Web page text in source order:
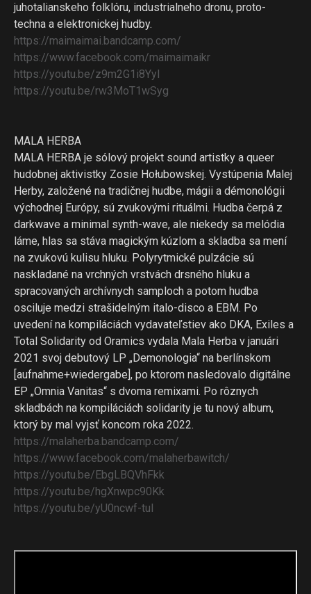
juhotalianskeho folklóru, industrialneho dronu, proto-
techna a elektronickej hudby.
https://maimaimai.bandcamp.com/
https://www.facebook.com/maimaimaikr
https://youtu.be/z9m2G1i8YyI
https://youtu.be/rw3MoT1wSyg
MALA HERBA
MALA HERBA je sólový projekt sound artistky a queer
hudobnej aktivistky Zosie Hołubowskej. Vystúpenia Malej
Herby, založené na tradičnej hudbe, mágii a démonológii
východnej Európy, sú zvukovými rituálmi. Hudba čerpá z
darkwave a minimal synth-wave, ale niekedy sa melódia
láme, hlas sa stáva magickým kúzlom a skladba sa mení
na zvukovú kulisu hluku. Polyrytmické pulzácie sú
naskladané na vrchných vrstvách drsného hluku a
spracovaných archívnych samploch a potom hudba
osciluje medzi strašidelným italo-disco a EBM. Po
uvedení na kompiláciách vydavateľstiev ako DKA, Exiles a
Total Solidarity od Oramics vydala Mala Herba v januári
2021 svoj debutový LP „Demonologia“ na berlínskom
[aufnahme+wiedergabe], po ktorom nasledovalo digitálne
EP „Omnia Vanitas“ s dvoma remixami. Po rôznych
skladbách na kompiláciách solidarity je tu nový album,
ktorý by mal vyjsť koncom roka 2022.
https://malaherba.bandcamp.com/
https://www.facebook.com/malaherbawitch/
https://youtu.be/EbgLBQVhFkk
https://youtu.be/hgXnwpc90Kk
https://youtu.be/yU0ncwf-tuI